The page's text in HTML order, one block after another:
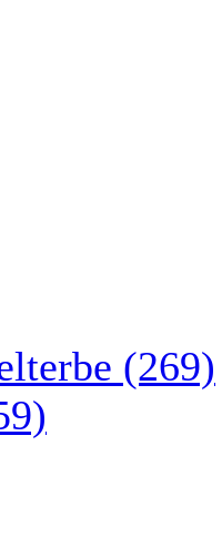
(269)